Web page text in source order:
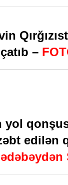
–
yol
edilən